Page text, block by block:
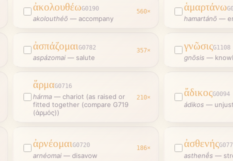
ἀκολουθέωG0190
akolouthéō — accompany
560× ἁμαρτάνω
hamartánō —
ἀσπάζομαιG0782
aspázomai — salute
357× γνῶσιςG1108
gnōsis —
ἅρμαG0716
hárma — chariot (as raised or
fitted together (compare G719
(ἁρμός))
210× ἄδικοςG0094
ádikos — unjust
ἀρνέομαιG0720
arnéomai — disavow
186× ἀσθενής
asthenḗs —